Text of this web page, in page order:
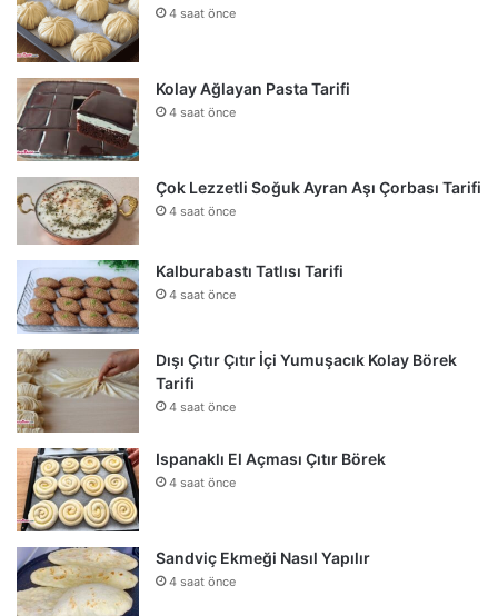
4 saat önce
Kolay Ağlayan Pasta Tarifi
4 saat önce
Çok Lezzetli Soğuk Ayran Aşı Çorbası Tarifi
4 saat önce
Kalburabastı Tatlısı Tarifi
4 saat önce
Dışı Çıtır Çıtır İçi Yumuşacık Kolay Börek
Tarifi
4 saat önce
Ispanaklı El Açması Çıtır Börek
4 saat önce
Sandviç Ekmeği Nasıl Yapılır
4 saat önce